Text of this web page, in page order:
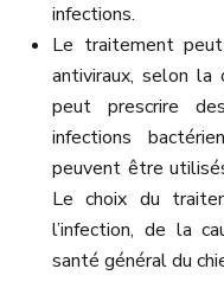
infections.
Le traitement
antiviraux, selon la
peut prescrire
infections
peuvent être
Le choix du
l’infection, de la
santé général du